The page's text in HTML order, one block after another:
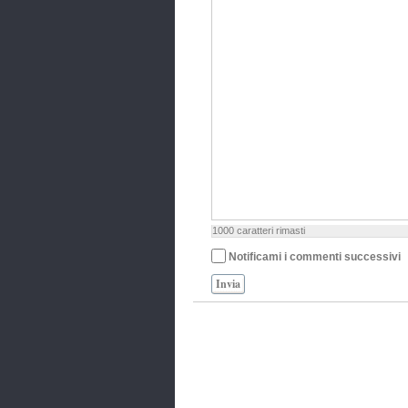
1000 caratteri rimasti
Notificami i commenti successivi
Invia